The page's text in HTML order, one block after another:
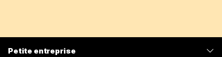
Petite entreprise